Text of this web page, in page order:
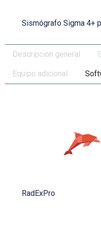
Sismógrafo Sigma 4+
Descripción general
Equipo adicional
RadExPro